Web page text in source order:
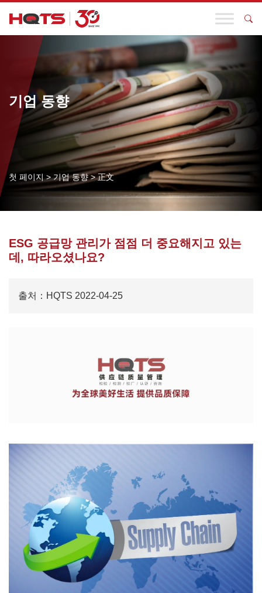
기업 동향
첫 페이지>기업 동향>正文
ESG 공급망 관리가 점점 더 중요해지고 있는
데, 따라오셨나요?
출처：HQTS 2022-04-25